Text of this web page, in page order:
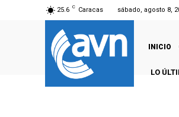
25.6 C Caracas sábado, agosto 8,
INICIO
LO